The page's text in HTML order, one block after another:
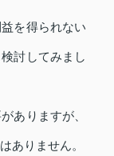
を得られない
討してみまし
ありますが、
ありません。